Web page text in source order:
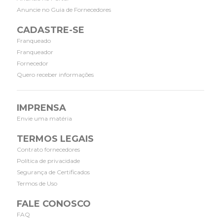
Anuncie no Guia de Fornecedores
CADASTRE-SE
Franqueado
Franqueador
Fornecedor
Quero receber informações
IMPRENSA
Envie uma matéria
TERMOS LEGAIS
Contrato fornecedores
Política de privacidade
Segurança de Certificados
Termos de Uso
FALE CONOSCO
FAQ